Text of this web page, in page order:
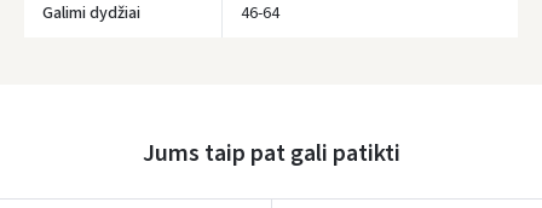
Galimi dydžiai 46-64
Jums taip pat gali patikti
Įvertinimas:
Prisijungti